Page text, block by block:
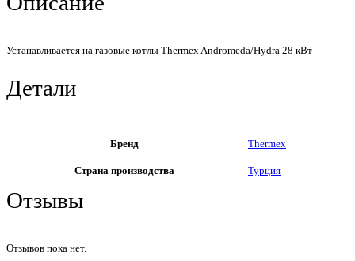
Устанавливается на газовые котлы Thermex Andromeda/Hydra 28 кВт
Детали
Бренд Thermex
Страна производства Турция
Отзывы
Отзывов пока нет.